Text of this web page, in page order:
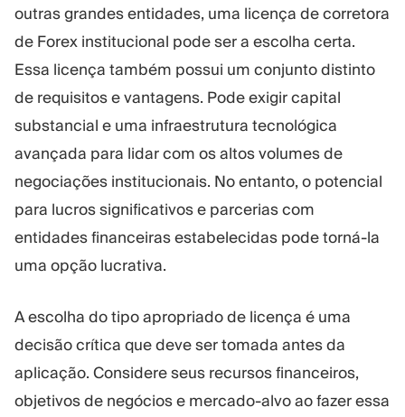
outras grandes entidades, uma licença de corretora
de Forex institucional pode ser a escolha certa.
Essa licença também possui um conjunto distinto
de requisitos e vantagens. Pode exigir capital
substancial e uma infraestrutura tecnológica
avançada para lidar com os altos volumes de
negociações institucionais. No entanto, o potencial
para lucros significativos e parcerias com
entidades financeiras estabelecidas pode torná-la
uma opção lucrativa.
A escolha do tipo apropriado de licença é uma
decisão crítica que deve ser tomada antes da
aplicação. Considere seus recursos financeiros,
objetivos de negócios e mercado-alvo ao fazer essa